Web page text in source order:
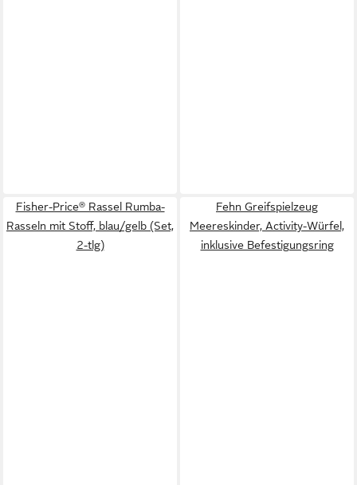
Fisher-Price® Rassel Rumba-
Rasseln mit Stoff, blau/gelb (Set,
2-tlg)
Fehn Greifspielzeug
Meereskinder, Activity-Würfel,
inklusive Befestigungsring